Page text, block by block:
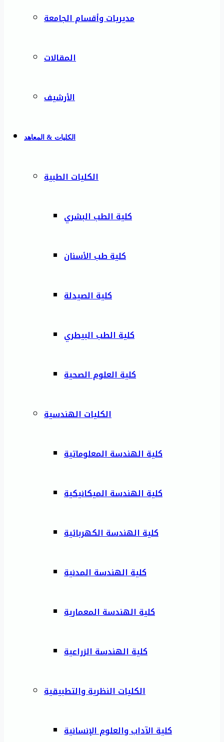
مديريات وأقسام الجامعة
المقالات
الأرشيف
الكليات & المعاهد
الكليات الطبية
كلية الطب البشري
كلية طب الأسنان
كلية الصيدلة
كلية الطب البيطري
كلية العلوم الصحية
الكليات الهندسية
كلية الهندسة المعلوماتية
كلية الهندسة الميكانيكية
كلية الهندسة الكهربائية
كلية الهندسة المدنية
كلية الهندسة المعمارية
كلية الهندسة الزراعية
الكليات النظرية والتطبيقية
كلية الآداب والعلوم الإنسانية